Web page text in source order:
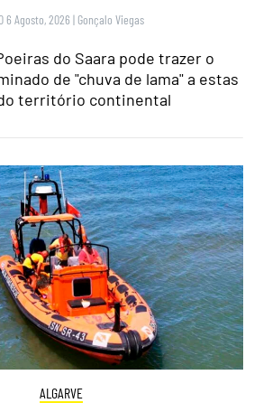
6 Agosto, 2026 | Gonçalo Viegas
do Saara pode trazer o
de "chuva de lama" a estas
território continental
ALGARVE